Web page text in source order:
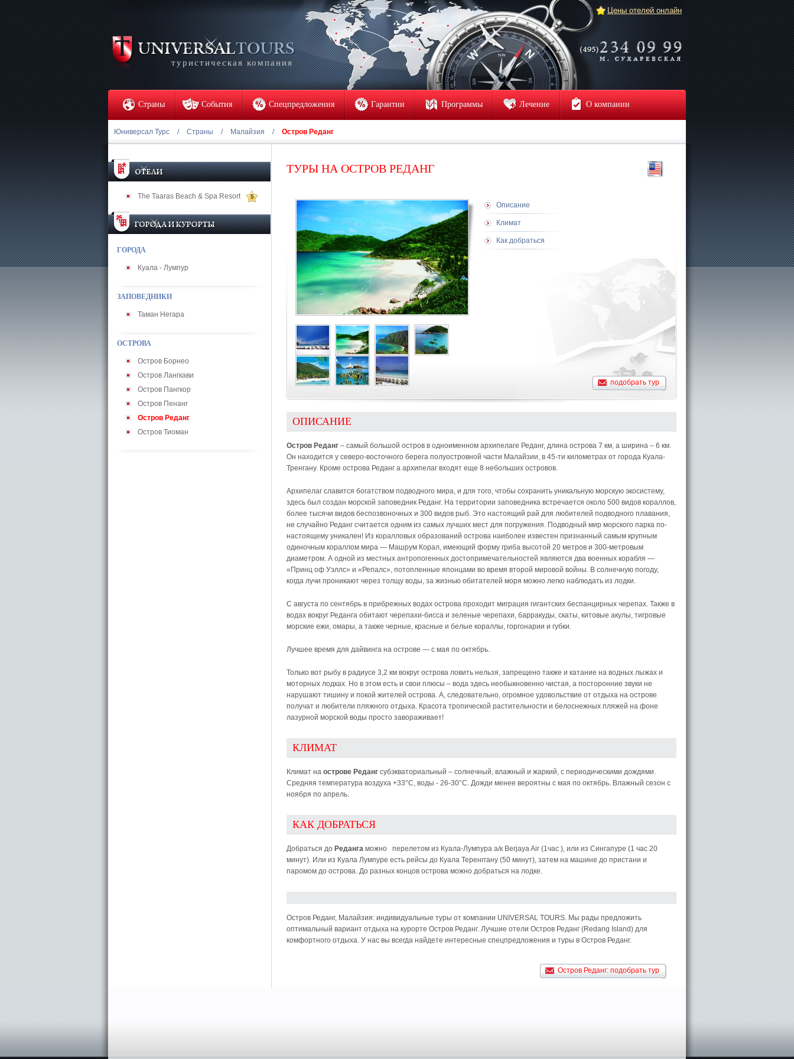
туристическая компания
Цены отелей онлайн
Страны События Спецпредложения Гарантии Программы Лечение О компании
Юниверсал Турс / Страны / Малайзия / Остров Реданг
The Taaras Beach & Spa Resort 5
ГОРОДА
Куала - Лумпур
ЗАПОВЕДНИКИ
Таман Негара
ОСТРОВА
Остров Борнео
Остров Лангкави
Остров Пангкор
Остров Пенанг
Остров Реданг
Остров Тиоман
ТУРЫ НА ОСТРОВ РЕДАНГ
Описание
Климат
Как добраться
подобрать тур
ОПИСАНИЕ
Остров Реданг – самый большой остров в одноименном архипелаге Реданг, длина острова 7 км, а ширина – 6 км.
Он находится у северо-восточного берега полуостровной части Малайзии, в 45-ти километрах от города Куала-
Тренгану. Кроме острова Реданг а архипелаг входят еще 8 небольших островов.
Архипелаг славится богатством подводного мира, и для того, чтобы сохранить уникальную морскую экосистему,
здесь был создан морской заповедник Реданг. На территории заповедника встречается около 500 видов кораллов,
более тысячи видов беспозвоночных и 300 видов рыб. Это настоящий рай для любителей подводного плавания,
не случайно Реданг считается одним из самых лучших мест для погружения. Подводный мир морского парка по-
настоящему уникален! Из коралловых образований острова наиболее известен признанный самым крупным
одиночным кораллом мира — Машрум Корал, имеющий форму гриба высотой 20 метров и 300-метровым
диаметром. А одной из местных антропогенных достопримечательностей являются два военных корабля —
«Принц оф Уэллс» и «Репалс», потопленные японцами во время второй мировой войны. В солнечную погоду,
когда лучи проникают через толщу воды, за жизнью обитателей моря можно легко наблюдать из лодки.
С августа по сентябрь в прибрежных водах острова проходит миграция гигантских беспанцирных черепах. Также в
водах вокруг Реданга обитают черепахи-бисса и зеленые черепахи, барракуды, скаты, китовые акулы, тигровые
морские ежи, омары, а также черные, красные и белые кораллы, горгонарии и губки.
Лучшее время для дайвинга на острове — с мая по октябрь.
Только вот рыбу в радиусе 3,2 км вокруг острова ловить нельзя, запрещено также и катание на водных лыжах и
моторных лодках. Но в этом есть и свои плюсы – вода здесь необыкновенно чистая, а посторонние звуки не
нарушают тишину и покой жителей острова. А, следовательно, огромное удовольствие от отдыха на острове
получат и любители пляжного отдыха. Красота тропической растительности и белоснежных пляжей на фоне
лазурной морской воды просто завораживает!
КЛИМАТ
Климат на острове Реданг субэкваториальный – солнечный, влажный и жаркий, с периодическими дождями.
Средняя температура воздуха +33°C, воды - 26-30°C. Дожди менее вероятны с мая по октябрь. Влажный сезон с
ноября по апрель.
КАК ДОБРАТЬСЯ
Добраться до Реданга можно перелетом из Куала-Лумпура а/к Berjaya Air (1час ), или из Сингапуре (1 час 20
минут). Или из Куала Лумпуре есть рейсы до Куала Теренггану (50 минут), затем на машине до пристани и
паромом до острова. До разных концов острова можно добраться на лодке.
Остров Реданг, Малайзия: индивидуальные туры от компании UNIVERSAL TOURS. Мы рады предложить
оптимальный вариант отдыха на курорте Остров Реданг. Лучшие отели Остров Реданг (Redang Island) для
комфортного отдыха. У нас вы всегда найдете интересные спецпредложения и туры в Остров Реданг.
Остров Реданг: подобрать тур